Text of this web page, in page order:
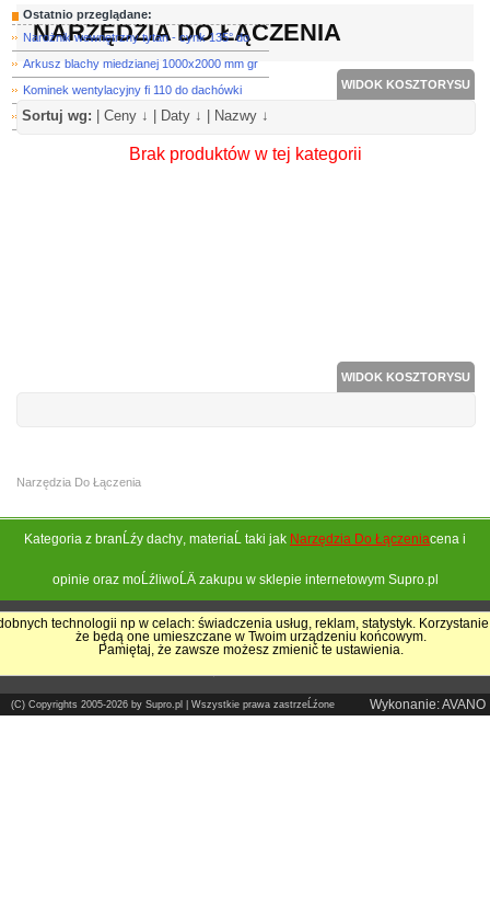
Ostatnio przeglądane:
Narożnik wewnętrzny tytan - cynk 135° do
Arkusz blachy miedzianej 1000x2000 mm gr
Kominek wentylacyjny fi 110 do dachówki
Lej spustowy tytan - cynk do rynny prost
NARZĘDZIA DO ŁĄCZENIA
WIDOK KOSZTORYSU
Sortuj wg: |Ceny ↓ Daty ↓ Nazwy ↓
Brak produktów w tej kategorii
WIDOK KOSZTORYSU
Narzędzia Do Łączenia
Kategoria z branĹźy dachy, materiaĹ taki jak Narzędzia Do Łączeniacena i
opinie oraz moĹźliwoĹÄ zakupu w sklepie internetowym Supro.pl
Pokrycia Dachowe - Supro.pl
Sklep internetowy
Wykonanie: AVANO
(C) Copyrights 2005-2026 by Supro.pl | Wszystkie prawa zastrzeĹźone
technologii np w celach: świadczenia usług, reklam, statystyk.
że będą one umieszczane w Twoim urządzeniu końcowym.
Pamiętaj, że zawsze możesz zmienić te ustawienia.